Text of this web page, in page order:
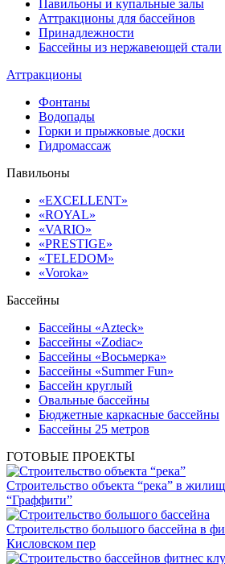
Павильоны и купальные залы
Аттракционы для бассейнов
Принадлежности
Бассейны из нержавеющей стали
Аттракционы
Фонтаны
Водопады
Горки и прыжковые доски
Гидромассаж
Павильоны
«EXCELLENT»
«ROYAL»
«VARIO»
«PRESTIGE»
«TELEDOM»
«Voroka»
Бассейны
Бассейны «Azteck»
Бассейны «Zodiac»
Бассейны «Восьмерка»
Бассейны «Summer Fun»
Бассейн круглый
Овальные бассейны
Бюджетные каркасные бассейны
Бассейны 25 метров
ГОТОВЫЕ ПРОЕКТЫ
Строительство объекта “река” в
“Граффити”
Строительство большого бассейна в
Кисловском пер